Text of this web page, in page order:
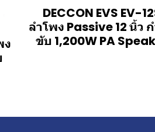
ง
DECCON EVS EV-
ลำโพง Passive 12 นิ้ว
ขับ 1,200W PA